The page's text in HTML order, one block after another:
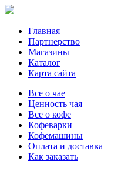
Главная
Партнерство
Магазины
Каталог
Карта сайта
Все о чае
Ценность чая
Все о кофе
Кофеварки
Кофемашины
Оплата и доставка
Как заказать